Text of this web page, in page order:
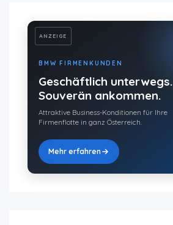
ANZEIGE
BMW FIRMENKUNDEN
Geschäftlich unterwegs.
Souverän ankommen.
Attraktive Business-Konditionen für Ihre
Firmenflotte in ganz Österreich.
Mehr erfahren